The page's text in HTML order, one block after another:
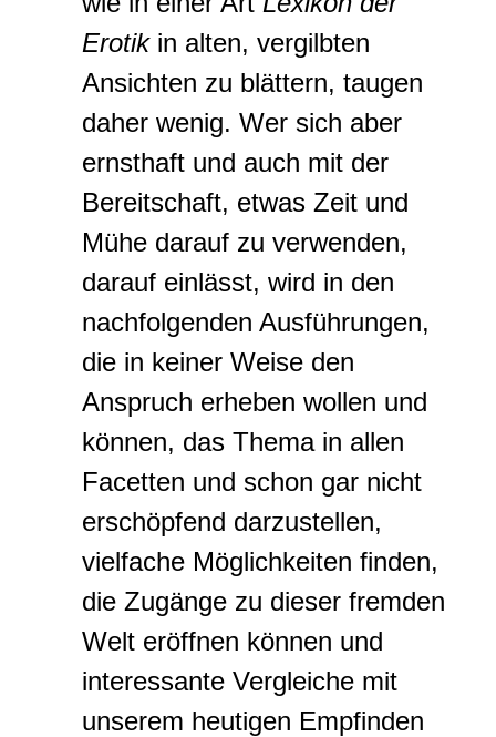
Erotikin alten, vergilbten
Ansichten zu blättern, taugen
daher wenig. Wer sich aber
ernsthaft und auch mit der
Bereitschaft, etwas Zeit und
Mühe darauf zu verwenden,
darauf einlässt, wird in den
nachfolgenden Ausführungen,
die in keiner Weise den
Anspruch erheben wollen und
können, das Thema in allen
Facetten und schon gar nicht
erschöpfend darzustellen,
vielfache Möglichkeiten finden,
die Zugänge zu dieser fremden
Welt eröffnen können und
interessante Vergleiche mit
unserem heutigen Empfinden